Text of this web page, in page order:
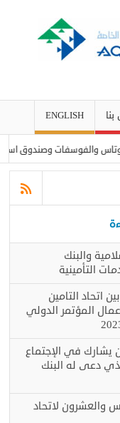
ENGLISH
استثمار أموال الضمان
والبنك
التأمينية
اتحاد التامين
المؤتمر الدولي
يشارك في الإجتماع
دعى له البنك
والعشرون لاتحاد